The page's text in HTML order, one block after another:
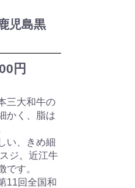
児島黒
円
三大和牛の
かく、脂は
い、きめ細
ジ。近江牛
です。
11回全国和